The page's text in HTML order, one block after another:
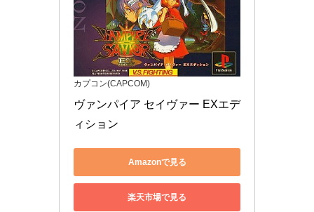
カプコン(CAPCOM)
ヴァンパイア セイヴァー EXエデ
ィション
Amazonで見る
楽天市場で見る